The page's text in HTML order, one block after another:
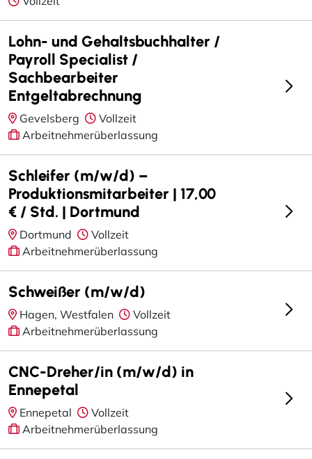
Lohn- und Gehaltsbuchhalter /
Payroll Specialist /
Sachbearbeiter
Entgeltabrechnung
Gevelsberg
Vollzeit
Arbeitnehmerüberlassung
Schleifer (m/w/d) –
Produktionsmitarbeiter | 17,00
€ / Std. | Dortmund
Dortmund
Vollzeit
Arbeitnehmerüberlassung
Schweißer (m/w/d)
Hagen, Westfalen
Vollzeit
Arbeitnehmerüberlassung
CNC-Dreher/in (m/w/d) in
Ennepetal
Ennepetal
Vollzeit
Arbeitnehmerüberlassung